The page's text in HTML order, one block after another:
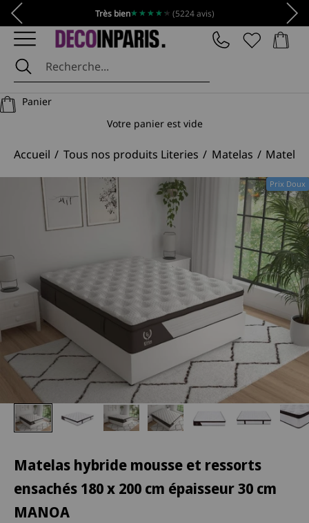
Passer au contenu
Précédent Très bien★★★★★
★★★★★ (5224 avis)
DécoInParis Panier
Panier
Votre panier est vide
Accueil Tous nos produits Literies Matelas
Prix Doux
Matelas hybride mousse et ressorts
ensachés 180 x 200 cm épaisseur 30 cm
MANOA